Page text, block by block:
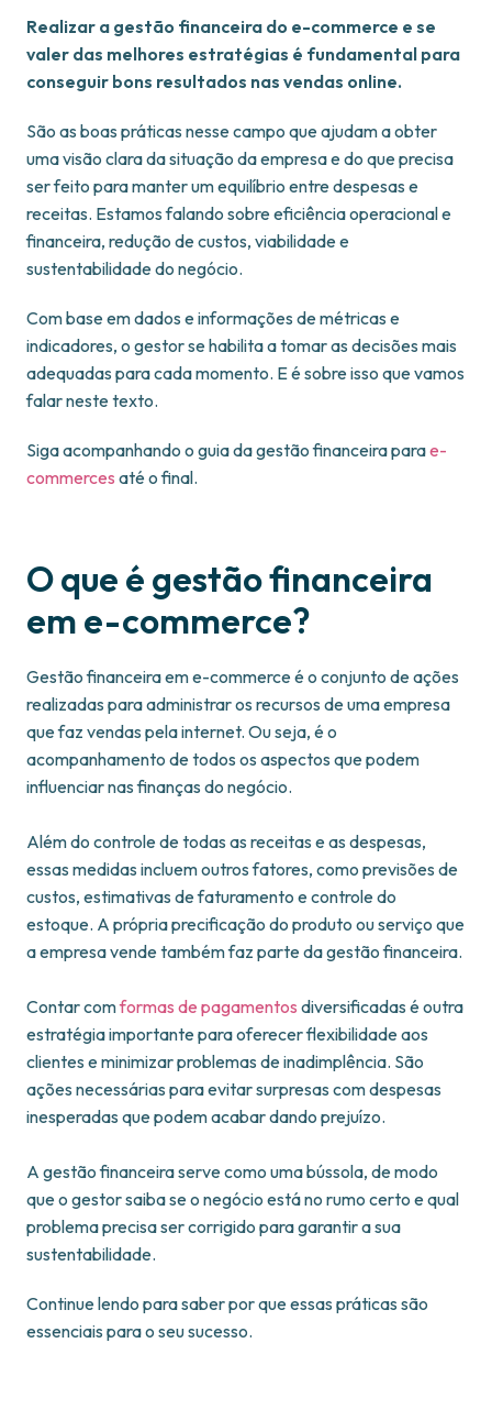
Realizar a gestão financeira do e-commerce e se
valer das melhores estratégias é fundamental para
conseguir bons resultados nas vendas online.
São as boas práticas nesse campo que ajudam a obter
uma visão clara da situação da empresa e do que precisa
ser feito para manter um equilíbrio entre despesas e
receitas. Estamos falando sobre eficiência operacional e
financeira, redução de custos, viabilidade e
sustentabilidade do negócio.
Com base em dados e informações de métricas e
indicadores, o gestor se habilita a tomar as decisões mais
adequadas para cada momento. E é sobre isso que vamos
falar neste texto.
Siga acompanhando o guia da gestão financeira parae-
commerces até o final.
O que é gestão financeira
em e-commerce?
Gestão financeira em e-commerce é o conjunto de ações
realizadas para administrar os recursos de uma empresa
que faz vendas pela internet. Ou seja, é o
acompanhamento de todos os aspectos que podem
influenciar nas finanças do negócio.
Além do controle de todas as receitas e as despesas,
essas medidas incluem outros fatores, como previsões de
custos, estimativas de faturamento e controle do
estoque. A própria precificação do produto ou serviço que
a empresa vende também faz parte da gestão financeira.
Contar comformas de pagamentos diversificadas é outra
estratégia importante para oferecer flexibilidade aos
clientes e minimizar problemas de inadimplência. São
ações necessárias para evitar surpresas com despesas
inesperadas que podem acabar dando prejuízo.
A gestão financeira serve como uma bússola, de modo
que o gestor saiba se o negócio está no rumo certo e qual
problema precisa ser corrigido para garantir a sua
sustentabilidade.
Continue lendo para saber por que essas práticas são
essenciais para o seu sucesso.